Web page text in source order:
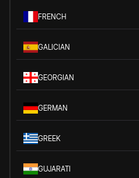
FRENCH
GALICIAN
GEORGIAN
GERMAN
GREEK
GUJARATI